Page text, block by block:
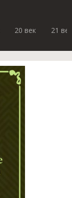
20 век 21 век